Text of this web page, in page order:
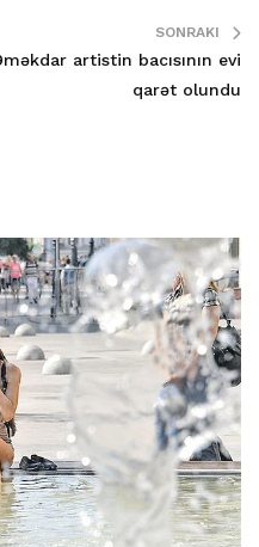
SONRAKI
artistin bacısının evi
qarət olundu